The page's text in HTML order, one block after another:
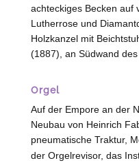
achteckiges Becken auf
Lutherrose und
Holzkanzel mit
(1887), an Südwand
Orgel
Auf der Empore an der
Neubau von Heinrich
pneumatische Traktur,
der Orgelrevisor, das